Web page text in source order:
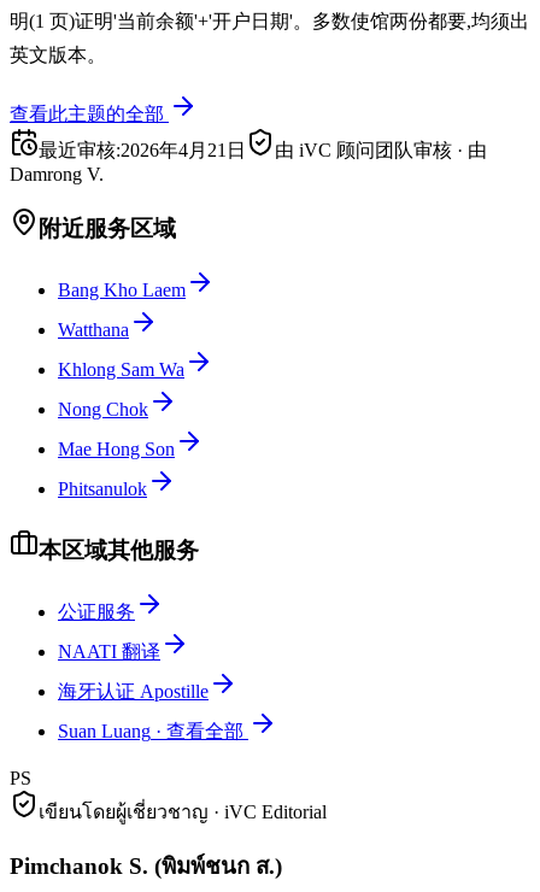
明(1 页)证明'当前余额'+'开户日期'。多数使馆两份都要,均须出
英文版本。
查看此主题的全部
最近审核:2026年4月21日 由 iVC 顾问团队审核 · 由
Damrong V.
附近服务区域
Bang Kho Laem
Watthana
Khlong Sam Wa
Nong Chok
Mae Hong Son
Phitsanulok
本区域其他服务
公证服务
NAATI 翻译
海牙认证 Apostille
Suan Luang · 查看全部
PS
เขียนโดยผู้เชี่ยวชาญ · iVC Editorial
Pimchanok S. (พิมพ์ชนก ส.)